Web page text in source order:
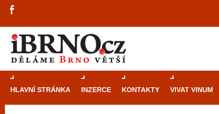
HLAVNÍ STRÁNKA INZERCE KONTAKTY VIVAT VINUM